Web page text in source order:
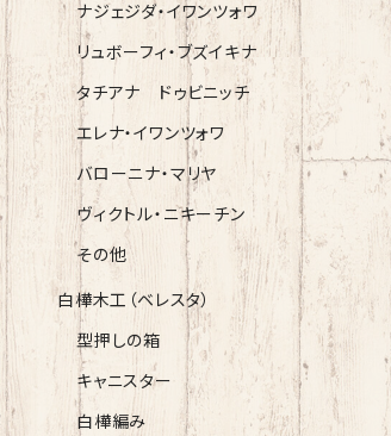
ナジェジダ・イワンツォワ
リュボーフィ・ブズイキナ
タチアナ ドゥビニッチ
エレナ・イワンツォワ
バローニナ・マリヤ
ヴィクトル・ニキーチン
その他
白樺木工（ベレスタ）
型押しの箱
キャニスター
白樺編み